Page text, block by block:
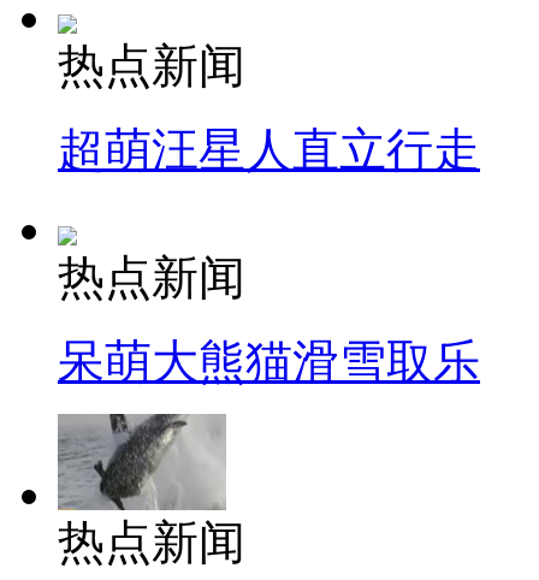
热点新闻
超萌汪星人直立行走
热点新闻
呆萌大熊猫滑雪取乐
热点新闻